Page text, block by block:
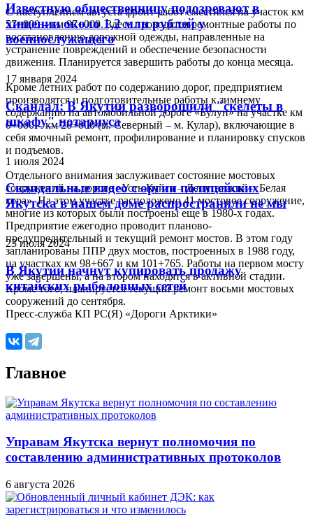
С наступлением августа фронт работ сместился на участок км
57+000 – км 97+000. Здесь проводятся ремонтные работы по
восстановлению дорожной одежды, направленные на
устранение повреждений и обеспечение безопасности
движения. Планируется завершить работы до конца месяца.
Кроме летних работ по содержанию дорог, предприятием
производятся и подготовительные работы к зимнему
содержанию на автомобильной дороге «Булун» на участке км
0+000 – км 26+000 (м. Северный – м. Кулар), включающие в
себя ямочный ремонт, профилирование и планировку спусков
и подъемов.
Отдельного внимания заслуживает состояние мостовых
сооружений на дороге «Усть-Куйга – Депутатский – Белая
гора». На этом участке расположено 41 мостовое сооружение,
многие из которых были построены еще в 1980-х годах.
Предприятие ежегодно проводит планово-
предупредительный и текущий ремонт мостов. В этом году
запланированы ППР двух мостов, построенных в 1988 году,
на участках км 98+667 и км 101+765. Работы на первом мосту
уже завершены, а на втором находятся в активной стадии.
Кроме того, планируется текущий ремонт восьми мостовых
сооружений до сентября.
Пресс-служба КП РС(Я) «Дороги Арктики»
Главное
Управам Якутска вернут полномочия по
составлению административных протоколов
6 августа 2026
Известную общественницу подозревают в
хищении около 1,2 млн рублей у
военнослужащего
17 января 2024
Скандал: В Якутии разворошили "скелеты в
шкафу" нотариуса
1 июля 2024
Скандальные видео с оргии полицейских
Якутска в нашем доме распространили не мы
23 июля 2024
В Якутии начнут купировать продажу
китайских рыболовных сетей